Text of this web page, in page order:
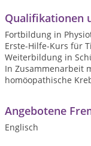
Qualifikationen
Fortbildung in
Erste-Hilfe-Kurs für
Weiterbildung in
In Zusammenarbeit
homöopathische
Angebotene
Englisch